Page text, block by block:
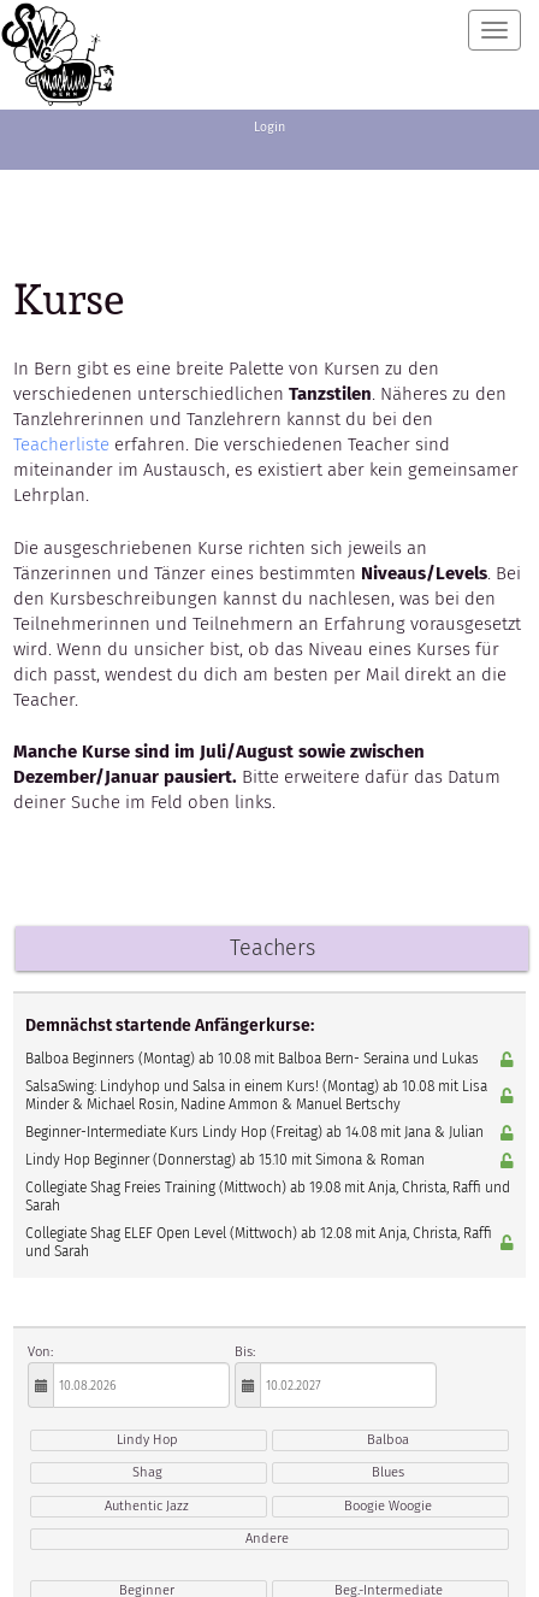
Login
Kurse
In Bern gibt es eine breite Palette von Kursen zu den
verschiedenen unterschiedlichenTanzstilen. Näheres zu den
Tanzlehrerinnen und Tanzlehrern kannst du bei den
Teacherliste erfahren. Die verschiedenen Teacher sind
miteinander im Austausch, es existiert aber kein gemeinsamer
Lehrplan.
Die ausgeschriebenen Kurse richten sich jeweils an
Tänzerinnen und Tänzer eines bestimmten Niveaus/Levels . Bei
den Kursbeschreibungen kannst du nachlesen, was bei den
Teilnehmerinnen und Teilnehmern an Erfahrung vorausgesetzt
wird. Wenn du unsicher bist, ob das Niveau eines Kurses für
dich passt, wendest du dich am besten per Mail direkt an die
Teacher.
Manche Kurse sind im Juli/August sowie zwischen
Dezember/Januar pausiert. Bitte erweitere dafür das Datum
deiner Suche im Feld oben links.
Teachers
Demnächst startende Anfängerkurse:
Balboa Beginners (Montag) ab 10.08 mit Balboa Bern- Seraina und Lukas
SalsaSwing: Lindyhop und Salsa in einem Kurs! (Montag) ab 10.08 mit Lisa
Minder & Michael Rosin, Nadine Ammon & Manuel Bertschy
Beginner-Intermediate Kurs Lindy Hop (Freitag) ab 14.08 mit Jana & Julian
Lindy Hop Beginner (Donnerstag) ab 15.10 mit Simona & Roman
Collegiate Shag Freies Training (Mittwoch) ab 19.08 mit Anja, Christa, Raffi und
Sarah
Collegiate Shag ELEF Open Level (Mittwoch) ab 12.08 mit Anja, Christa, Raffi
und Sarah
Von: Bis:
Lindy Hop Balboa
Shag Blues
Authentic Jazz Boogie Woogie
Andere
Beginner Beg.-Intermediate